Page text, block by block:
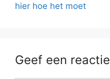
hier hoe het moet
Geef een reactie